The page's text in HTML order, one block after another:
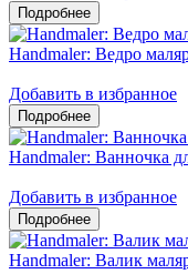
Handmaler: Ведро
Добавить в избранное
Handmaler: Ванночка
Добавить в избранное
Handmaler: Валик